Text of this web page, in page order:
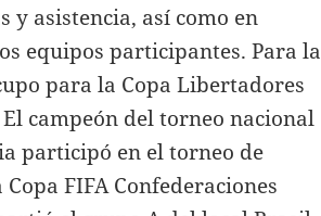
asistencia, así como en
equipos participantes. Para la
para la Copa Libertadores
campeón del torneo nacional
participó en el torneo de
FIFA Confederaciones